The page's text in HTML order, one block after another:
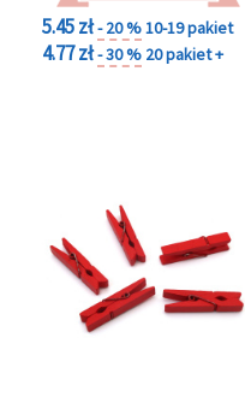
5.45 zł- 20 %10-19 pakiet
4.77 zł- 30 % 20 pakiet +